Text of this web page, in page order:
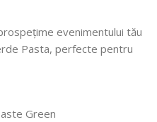
evenimentului tău
Pasta, perfecte pentru
Green